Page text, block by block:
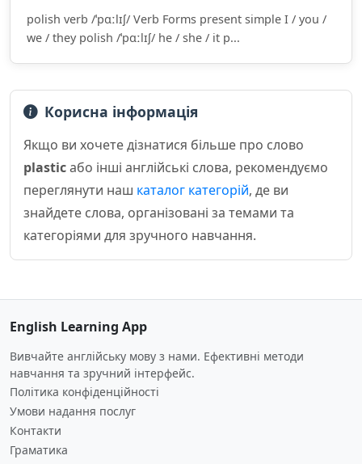
polish verb /ˈpɑːlɪʃ/ Verb Forms present simple I / you /
we / they polish /ˈpɑːlɪʃ/ he / she / it p...
Корисна інформація
Якщо ви хочете дізнатися більше про слово
plasticабо інші англійські слова, рекомендуємо
переглянути наш каталог категорій, де ви
знайдете слова, організовані за темами та
категоріями для зручного навчання.
English Learning App
Вивчайте англійську мову з нами. Ефективні методи
навчання та зручний інтерфейс.
Політика конфіденційності
Умови надання послуг
Контакти
Граматика